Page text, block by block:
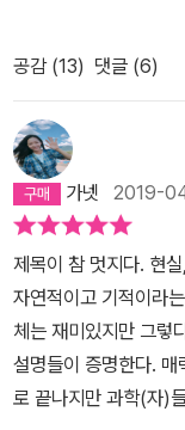
게라도 말하자고 한
연구하는 중이다.” 이
그림, 상대적으로 적
양한 독자를 대상으로
져 있어 학생들도 재
입된 사진과 그림이 내
있는 구조로 되어 있어
해는 별도로 하고). 이
수준에 맞게 접근할
의 시작을 고대 신화(
학도들도 자신의 이야
게 잘 알려진 히브리
니라 생소한 아즈텍 신
다 판형이 크고, 칼라
의 질문에 대한 리처드
쉽게 접근할 수 있는
찰력 있는 예시를 드는
의 사진을 한 장 꺼내
는 그 아버지, 즉 할아
고조할아버지의 사진
현조할아버지에 대해
으면서, 할아버지의 할
사진이 발명되기 전으
이니까.얼마나 많은
까? 뭐, 대강 1억
공감 (13) 댓글 (6)
가넷 2019-
제목이 참 멋지다. 현실, 그 가슴 뛰는 마법. 세상에는 신화, 전설등 초
자연적이고 기적이라는 이
체는 재미있지만 그렇다고 그것이 사실은 아니다. 과학이라는 훌륭한
설명들이 증명한다. 매력적인 것은 신화나 전설을 믿는 것은 그것대
로 끝나지만 과학(자)